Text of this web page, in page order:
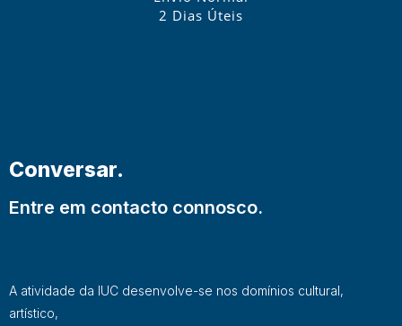
2 Dias Úteis
Conversar.
Entre em contacto connosco.
A atividade da IUC desenvolve-se nos domínios cultural,
artístico,